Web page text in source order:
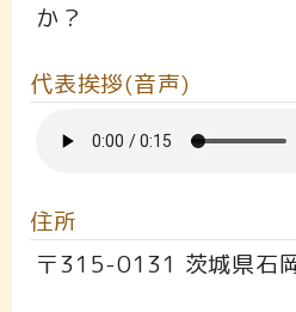
か？
代表挨拶(音声)
住所
〒315-0131 茨城県石